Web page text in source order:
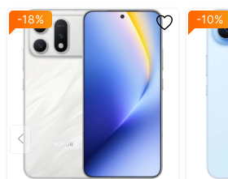
Thiết kế:
-18% -10%